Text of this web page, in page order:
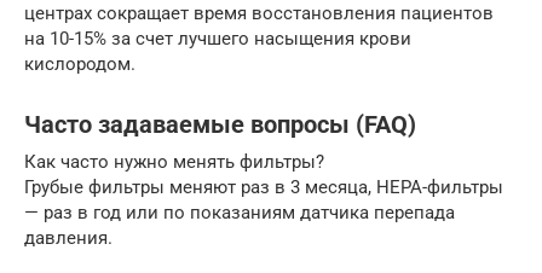
центрах сокращает время восстановления пациентов
на 10-15% за счет лучшего насыщения крови
кислородом.
Часто задаваемые вопросы (FAQ)
Как часто нужно менять фильтры?
Грубые фильтры меняют раз в 3 месяца, HEPA-фильтры
— раз в год или по показаниям датчика перепада
давления.